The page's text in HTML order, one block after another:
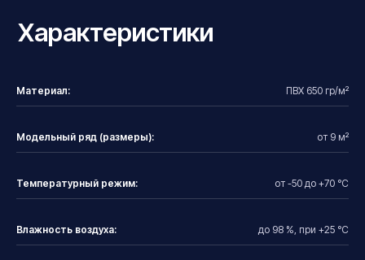
Материал: ПВХ 650 гр/м²
Модельный ряд (размеры): от 9 м²
Температурный режим: от -50 до +70 °С
Влажность воздуха: до 98 %, при +25 °С